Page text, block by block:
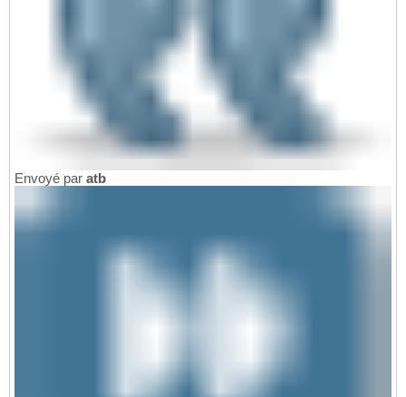
Envoyé par atb